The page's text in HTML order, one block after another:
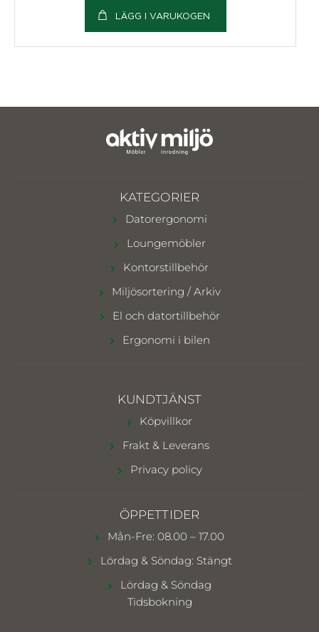
LÄGG I VARUKOGEN
KATEGORIER
Datorergonomi
Loungemöbler
Kontorstillbehör
Miljösortering / Arkiv
El och datortillbehör
Ergonomi i bilen
KUNDTJÄNST
Köpvillkor
Frakt & Leverans
Privacy policy
ÖPPETTIDER
Mån-Fre: 08.00 – 17.00
Lördag & Söndag: Stängt
Lördag & Söndag
Tidsbokning